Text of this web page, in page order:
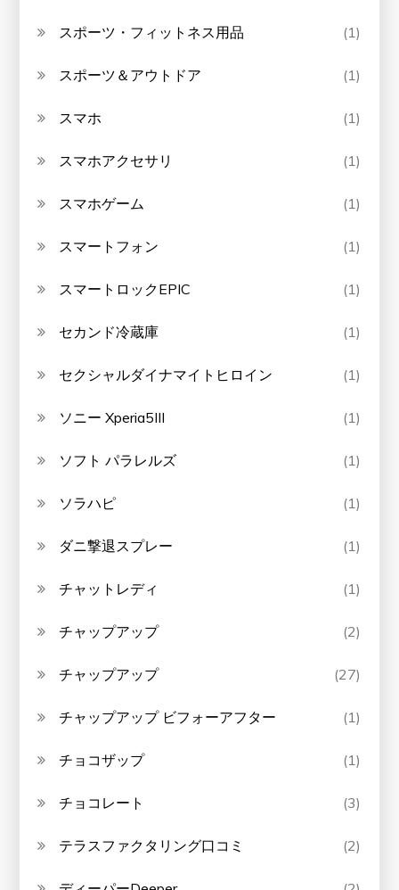
スポーツ・フィットネス用品 (1)
スポーツ＆アウトドア (1)
スマホ (1)
スマホアクセサリ (1)
スマホゲーム (1)
スマートフォン (1)
スマートロックEPIC (1)
セカンド冷蔵庫 (1)
セクシャルダイナマイトヒロイン (1)
ソニー Xperia5III (1)
ソフト パラレルズ (1)
ソラハピ (1)
ダニ撃退スプレー (1)
チャットレディ (1)
チャップアップ (2)
チャップアップ (27)
チャップアップ ビフォーアフター (1)
チョコザップ (1)
チョコレート (3)
テラスファクタリング口コミ (2)